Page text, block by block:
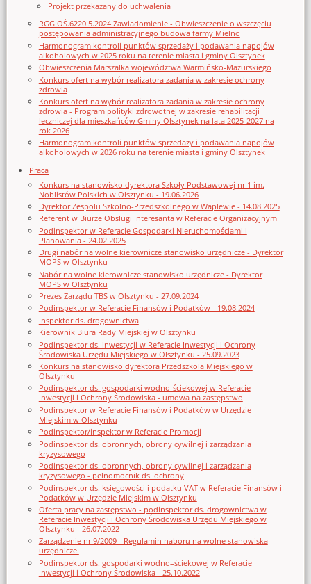
Projekt przekazany do uchwalenia
RGGIOŚ.6220.5.2024 Zawiadomienie - Obwieszczenie o wszczęciu
postępowania administracyjnego budowa farmy Mielno
Harmonogram kontroli punktów sprzedaży i podawania napojów
alkoholowych w 2025 roku na terenie miasta i gminy Olsztynek
Obwieszczenia Marszałka województwa Warmińsko-Mazurskiego
Konkurs ofert na wybór realizatora zadania w zakresie ochrony
zdrowia
Konkurs ofert na wybór realizatora zadania w zakresie ochrony
zdrowia - Program polityki zdrowotnej w zakresie rehabilitacji
leczniczej dla mieszkańców Gminy Olsztynek na lata 2025-2027 na
rok 2026
Harmonogram kontroli punktów sprzedaży i podawania napojów
alkoholowych w 2026 roku na terenie miasta i gminy Olsztynek
Praca
Konkurs na stanowisko dyrektora Szkoły Podstawowej nr 1 im.
Noblistów Polskich w Olsztynku - 19.06.2026
Dyrektor Zespołu Szkolno-Przedszkolnego w Waplewie - 14.08.2025
Referent w Biurze Obsługi Interesanta w Referacie Organizacyjnym
Podinspektor w Referacie Gospodarki Nieruchomościami i
Planowania - 24.02.2025
Drugi nabór na wolne kierownicze stanowisko urzędnicze - Dyrektor
MOPS w Olsztynku
Nabór na wolne kierownicze stanowisko urzędnicze - Dyrektor
MOPS w Olsztynku
Prezes Zarządu TBS w Olsztynku - 27.09.2024
Podinspektor w Referacie Finansów i Podatków - 19.08.2024
Inspektor ds. drogownictwa
Kierownik Biura Rady Miejskiej w Olsztynku
Podinspektor ds. inwestycji w Referacie Inwestycji i Ochrony
Środowiska Urzędu Miejskiego w Olsztynku - 25.09.2023
Konkurs na stanowisko dyrektora Przedszkola Miejskiego w
Olsztynku
Podinspektor ds. gospodarki wodno-ściekowej w Referacie
Inwestycji i Ochrony Środowiska - umowa na zastępstwo
Podinspektor w Referacie Finansów i Podatków w Urzędzie
Miejskim w Olsztynku
Podinspektor/inspektor w Referacie Promocji
Podinspektor ds. obronnych, obrony cywilnej i zarządzania
kryzysowego
Podinspektor ds. obronnych, obrony cywilnej i zarządzania
kryzysowego - pełnomocnik ds. ochrony
Podinspektor ds. księgowości i podatku VAT w Referacie Finansów i
Podatków w Urzędzie Miejskim w Olsztynku
Oferta pracy na zastępstwo - podinspektor ds. drogownictwa w
Referacie Inwestycji i Ochrony Środowiska Urzędu Miejskiego w
Olsztynku - 26.07.2022
Zarządzenie nr 9/2009 - Regulamin naboru na wolne stanowiska
urzędnicze.
Podinspektor ds. gospodarki wodno–ściekowej w Referacie
Inwestycji i Ochrony Środowiska - 25.10.2022